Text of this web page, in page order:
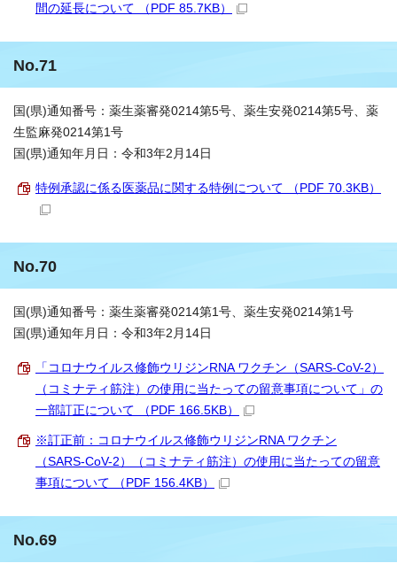
間の延長について （PDF 85.7KB）
No.71
国(県)通知番号：薬生薬審発0214第5号、薬生安発0214第5号、薬
生監麻発0214第1号
国(県)通知年月日：令和3年2月14日
特例承認に係る医薬品に関する特例について （PDF 70.3KB）
No.70
国(県)通知番号：薬生薬審発0214第1号、薬生安発0214第1号
国(県)通知年月日：令和3年2月14日
「コロナウイルス修飾ウリジンRNA ワクチン（SARS-CoV-2）
（コミナティ筋注）の使用に当たっての留意事項について」の
一部訂正について （PDF 166.5KB）
※訂正前：コロナウイルス修飾ウリジンRNA ワクチン
（SARS-CoV-2）（コミナティ筋注）の使用に当たっての留意
事項について （PDF 156.4KB）
No.69